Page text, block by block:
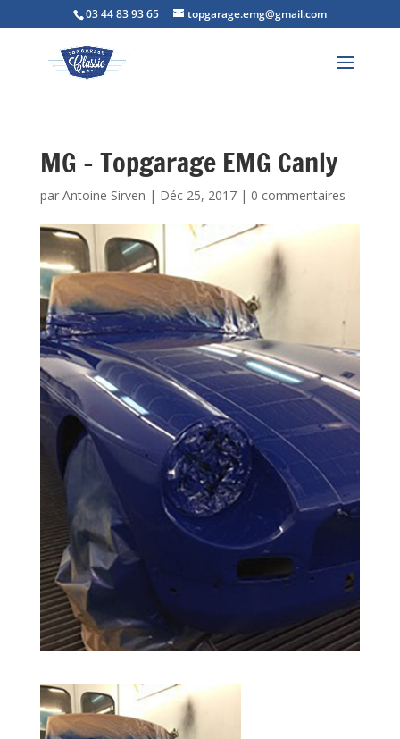
03 44 83 93 65 topgarage.emg@gmail.com
MG – Topgarage EMG Canly
par Antoine Sirven | Déc 25, 2017| 0 commentaires